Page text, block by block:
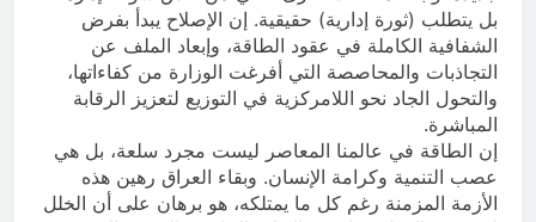
بل يتطلب (ثورة إدارية) حقيقية. إن الإصلاح يبدأ بفرض
الشفافية الكاملة في عقود الطاقة، وإبعاد الملف عن
التجاذبات والمحاصصة التي أفرغت الوزارة من كفاءاتها،
والتحول الجاد نحو اللامركزية في التوزيع لتعزيز الرقابة
المباشرة.
​إن الطاقة في عالمنا المعاصر ليست مجرد سلعة، بل هي
عصب التنمية وكرامة الإنسان. وبقاء العراق رهين هذه
الأزمة المزمنة رغم كل ما يمتلكه، هو برهان على أن الخلل